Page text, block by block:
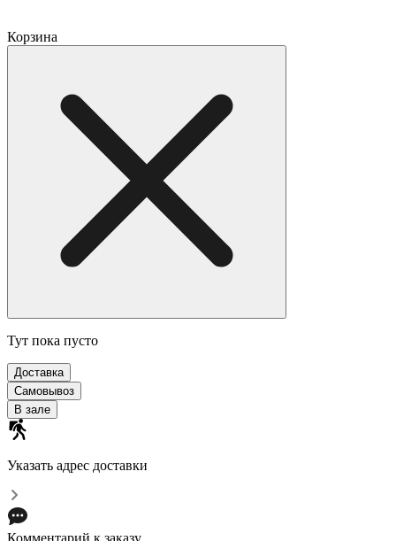
Корзина
Тут пока пусто
Доставка
Самовывоз
В зале
Указать адрес доставки
Комментарий к заказу